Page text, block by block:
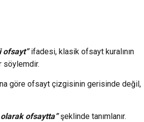
ofsayt”ifadesi, klasik ofsayt kuralının
söylemdir.
göre ofsayt çizgisinin gerisinde değil,
ofsaytta”şeklinde tanımlanır.